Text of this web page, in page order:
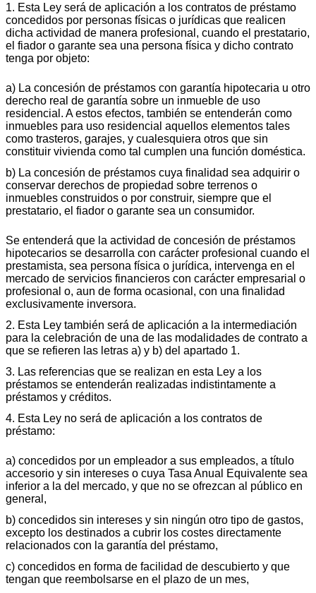
1. Esta Ley será de aplicación a los contratos de préstamo
concedidos por personas físicas o jurídicas que realicen
dicha actividad de manera profesional, cuando el prestatario,
el fiador o garante sea una persona física y dicho contrato
tenga por objeto:
a) La concesión de préstamos con garantía hipotecaria u otro
derecho real de garantía sobre un inmueble de uso
residencial. A estos efectos, también se entenderán como
inmuebles para uso residencial aquellos elementos tales
como trasteros, garajes, y cualesquiera otros que sin
constituir vivienda como tal cumplen una función doméstica.
b) La concesión de préstamos cuya finalidad sea adquirir o
conservar derechos de propiedad sobre terrenos o
inmuebles construidos o por construir, siempre que el
prestatario, el fiador o garante sea un consumidor.
Se entenderá que la actividad de concesión de préstamos
hipotecarios se desarrolla con carácter profesional cuando el
prestamista, sea persona física o jurídica, intervenga en el
mercado de servicios financieros con carácter empresarial o
profesional o, aun de forma ocasional, con una finalidad
exclusivamente inversora.
2. Esta Ley también será de aplicación a la intermediación
para la celebración de una de las modalidades de contrato a
que se refieren las letras a) y b) del apartado 1.
3. Las referencias que se realizan en esta Ley a los
préstamos se entenderán realizadas indistintamente a
préstamos y créditos.
4. Esta Ley no será de aplicación a los contratos de
préstamo:
a) concedidos por un empleador a sus empleados, a título
accesorio y sin intereses o cuya Tasa Anual Equivalente sea
inferior a la del mercado, y que no se ofrezcan al público en
general,
b) concedidos sin intereses y sin ningún otro tipo de gastos,
excepto los destinados a cubrir los costes directamente
relacionados con la garantía del préstamo,
c) concedidos en forma de facilidad de descubierto y que
tengan que reembolsarse en el plazo de un mes,